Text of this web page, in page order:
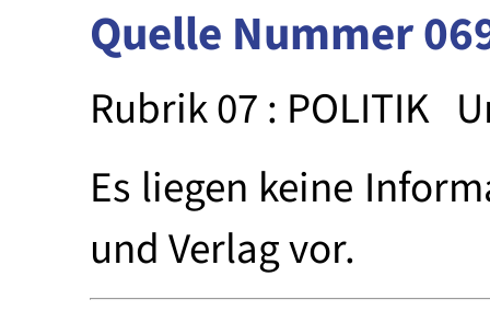
Quelle Nummer
Rubrik 07 : POLITIK
Es liegen keine
und Verlag vor.